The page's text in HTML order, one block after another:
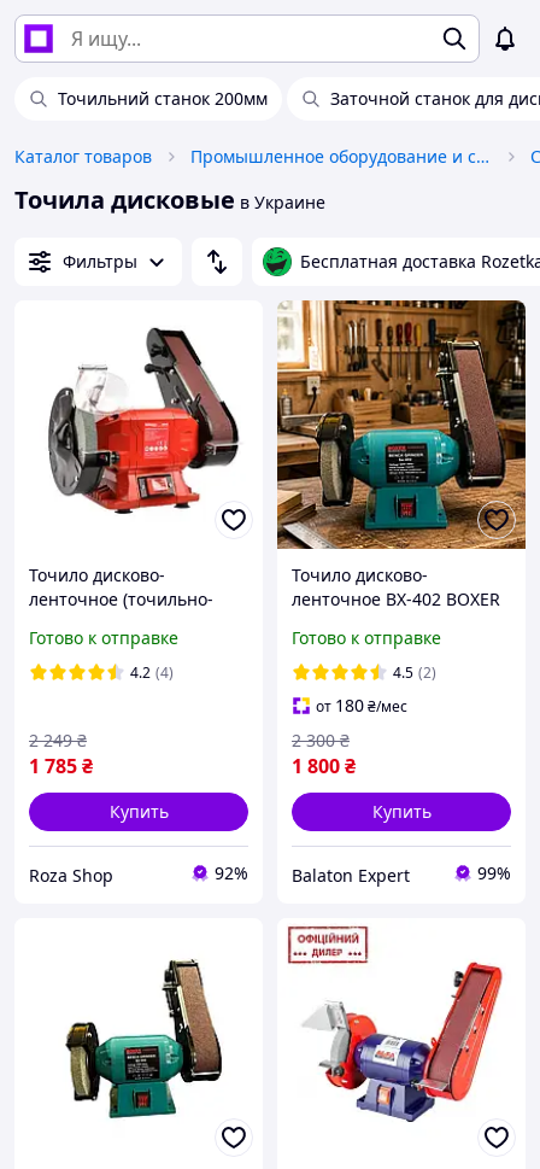
Точильний станок 200мм Заточной станок для
Каталог товаров Промышленное оборудование и станки
Точила дисковые в Украине
Фильтры Бесплатная доставка
Точило дисково-
ленточное (точильно-
Heidmann 1400 Вт
Готово к отправке
4.2 (4)
1 785₴
2 249 ₴
Купить
Roza Shop 92%
Точило дисково-
ленточное BX-402 BOXER
дисково-ленточное 150
мм диск,Гриндер для
заточки
Готово к отправке
4.5 (2)
от 180₴/мес
1 800₴
2 300 ₴
Купить
Balaton Expert 99%